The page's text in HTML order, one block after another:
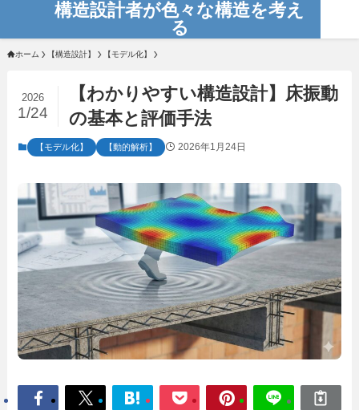
構造設計者が色々な構造を考え
る
ホーム 【構造設計】 【モデル化】
【わかりやすい構造設計】床振動
の基本と評価手法
2026
1/24
【モデル化】 【動的解析】 2026年1月24日